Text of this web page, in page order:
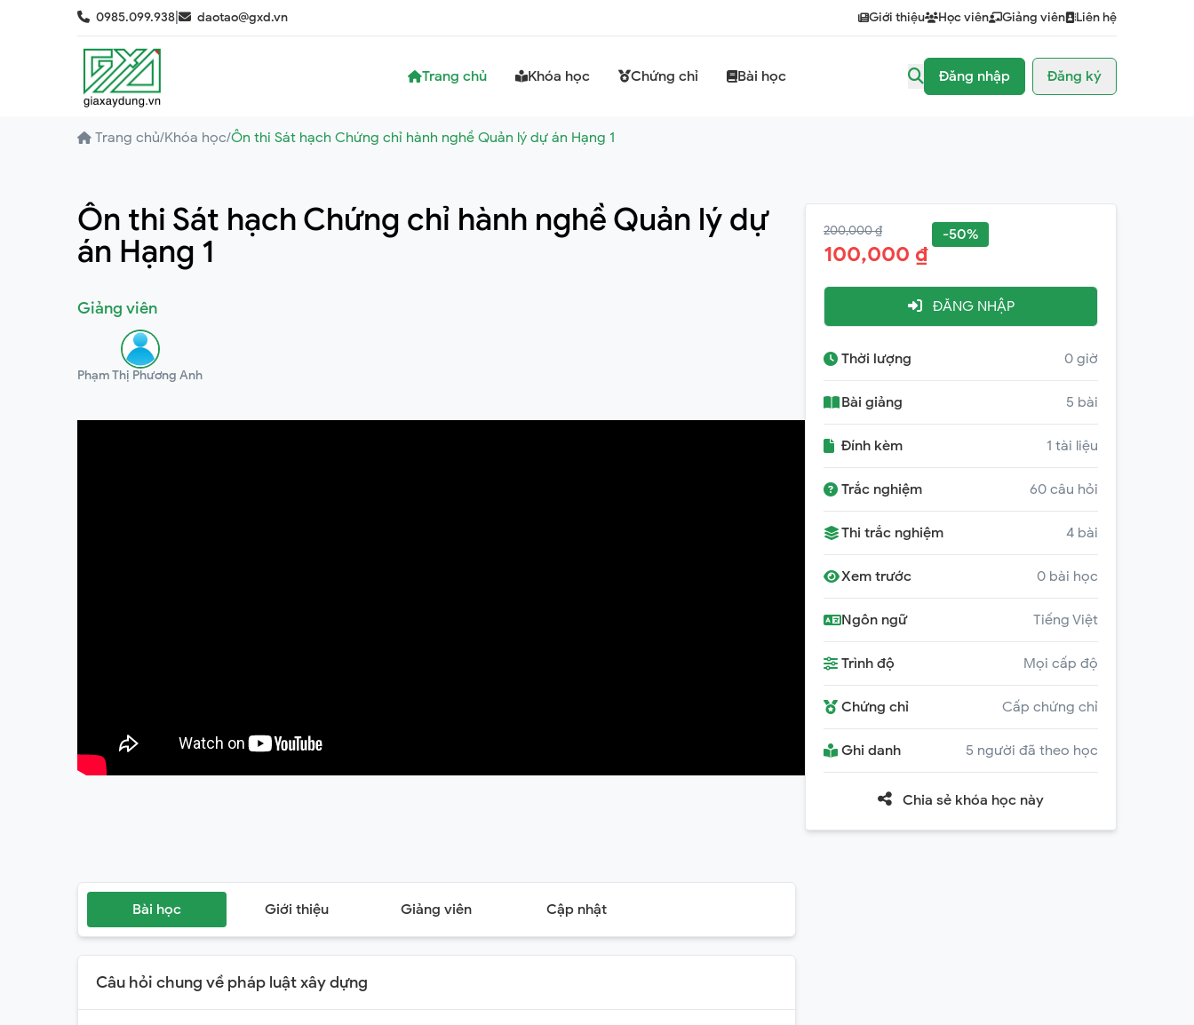
0985.099.938 daotao@gxd.vn Giới thiệu Học viên Giảng viên Liên hệ
Trang chủ Khóa học Chứng chỉ Bài học Đăng nhập Đăng ký
Trang chủ/Khóa học/Ôn thi Sát hạch Chứng chỉ hành nghề Quản lý dự án Hạng 1
Ôn thi Sát hạch Chứng chỉ hành nghề Quản lý dự
án Hạng 1
Giảng viên
Phạm Thị Phương Anh
200,000 ₫
100,000 ₫
-50%
ĐĂNG NHẬP
Thời lượng 0 giờ
Bài giảng 5 bài
Đính kèm 1 tài liệu
Trắc nghiệm 60 câu hỏi
Thi trắc nghiệm 4 bài
Xem trước 0 bài học
Ngôn ngữ Tiếng Việt
Trình độ Mọi cấp độ
Chứng chỉ Cấp chứng chỉ
Ghi danh 5 người đã theo học
Chia sẻ khóa học này
Bài học Giới thiệu Giảng viên Cập nhật
Câu hỏi chung về pháp luật xây dựng